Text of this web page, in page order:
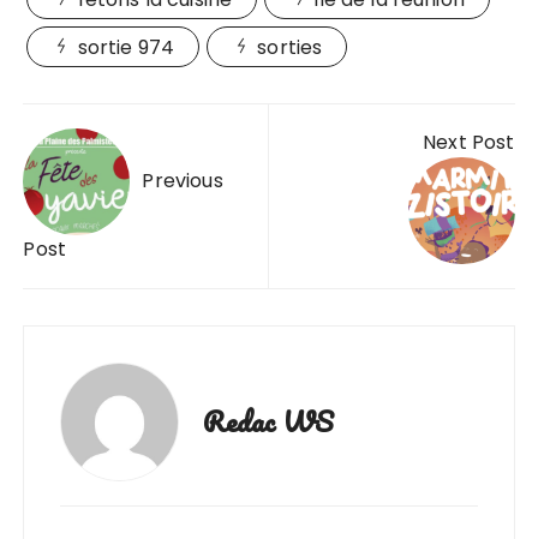
sortie 974
sorties
Navigation
de
l’article Previous
Post
Next Post
Redac WS